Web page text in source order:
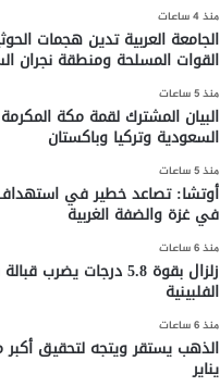
منذ 4 ساعات
الجامعة العربية تدين هجمات
القوات المسلحة ومنطقة نجران
منذ 5 ساعات
البيان المشترك لقمة مكة
السعودية وتركيا وباكستان
منذ 5 ساعات
أوتشا: تصاعد خطير في استهداف
في غزة والضفة الغربية
منذ 6 ساعات
زلزال بقوة 5.8 درجات
الفلبينية
منذ 6 ساعات
الذهب يستقر ويتجه لتحقيق
يناير